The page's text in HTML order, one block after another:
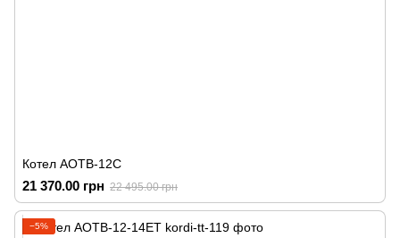
Котел АОТВ-12С
21 370.00 грн 22 495.00 грн
−5%